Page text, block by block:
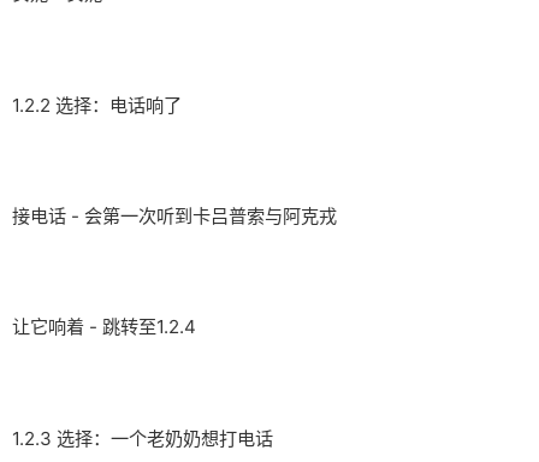
1.2.2 选择：电话响了
接电话 - 会第一次听到卡吕普索与阿克戎
让它响着 - 跳转至1.2.4
1.2.3 选择：一个老奶奶想打电话